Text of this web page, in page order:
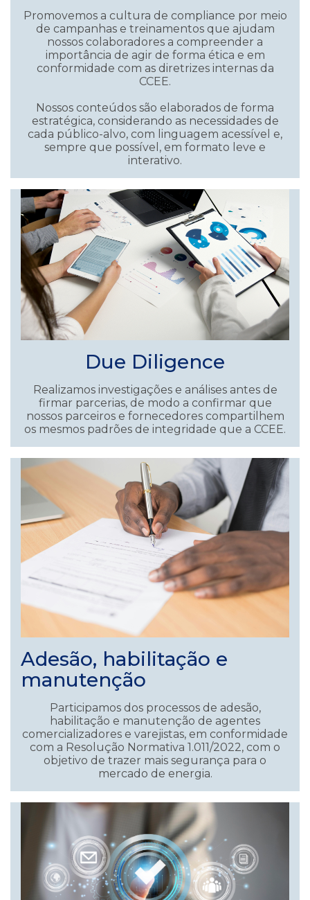
Promovemos a cultura de compliance por meio
de campanhas e treinamentos que ajudam
nossos colaboradores a compreender a
importância de agir de forma ética e em
conformidade com as diretrizes internas da
CCEE.
Nossos conteúdos são elaborados de forma
estratégica, considerando as necessidades de
cada público-alvo, com linguagem acessível e,
sempre que possível, em formato leve e
interativo.
Due Diligence
Realizamos investigações e análises antes de
firmar parcerias, de modo a confirmar que
nossos parceiros e fornecedores compartilhem
os mesmos padrões de integridade que a CCEE.
Adesão, habilitação e
manutenção
Participamos dos processos de adesão,
habilitação e manutenção de agentes
comercializadores e varejistas, em conformidade
com a Resolução Normativa 1.011/2022, com o
objetivo de trazer mais segurança para o
mercado de energia.